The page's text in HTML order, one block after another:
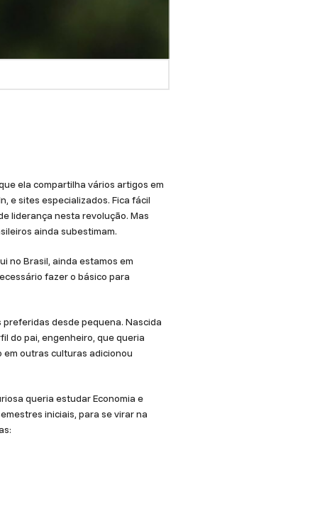
ela compartilha vários artigos em
e sites especializados. Fica fácil
liderança nesta revolução. Mas
ainda subestimam.
no Brasil, ainda estamos em
fazer o básico para
preferidas desde pequena. Nascida
do pai, engenheiro, que queria
em outras culturas adicionou
queria estudar Economia e
iniciais, para se virar na